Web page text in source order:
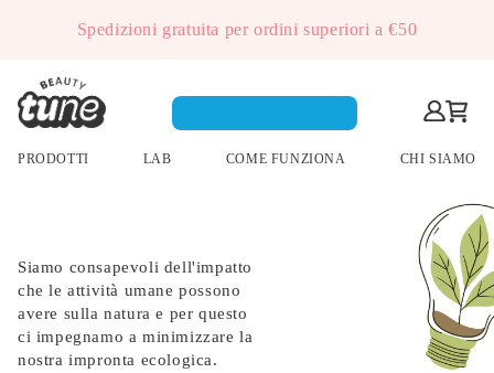
Spedizioni gratuita per ordini superiori a €50
PRODOTTI LAB COME FUNZIONA CHI SIAMO
Siamo consapevoli
dell'impatto che le attività
umane possono avere
sulla natura e per questo
ci impegnamo a